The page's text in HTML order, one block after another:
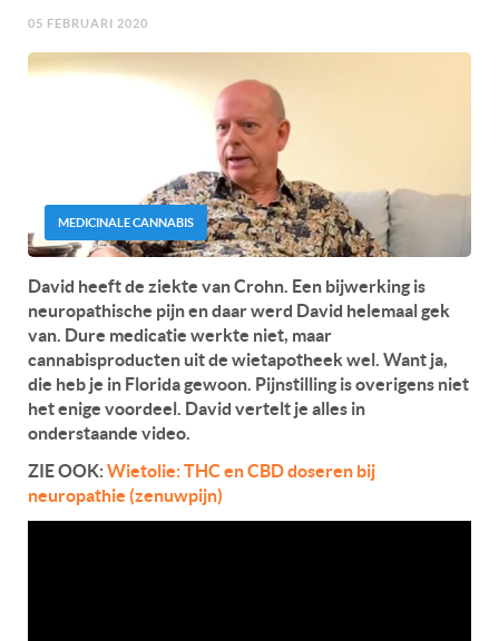
05 FEBRUARI 2020
MEDICINALE CANNABIS
David heeft de ziekte van Crohn. Een bijwerking is
neuropathische pijn en daar werd David helemaal gek
van. Dure medicatie werkte niet, maar
cannabisproducten uit de wietapotheek wel. Want ja,
die heb je in Florida gewoon. Pijnstilling is overigens niet
het enige voordeel. David vertelt je alles in
onderstaande video.
ZIE OOK:Wietolie: THC en CBD doseren bij
neuropathie (zenuwpijn)